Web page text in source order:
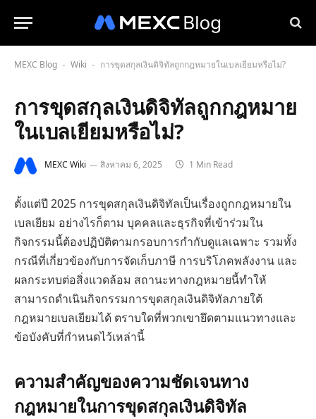
MEXC Blog - Wiki - การขุดสกุลเงินดิจิทัลถูกกฎหมายในเบลเยียมหรือไม่?
การขุดสกุลเงินดิจิทัลถูกกฎหมาย
ในเบลเยียมหรือไม่?
MEXC Wiki สิงหาคม 6, 2025 1 Min Read
ตั้งแต่ปี 2025 การขุดสกุลเงินดิจิทัลเป็นเรื่องถูกกฎหมายใน
เบลเยียม อย่างไรก็ตาม บุคคลและธุรกิจที่เข้าร่วมใน
กิจกรรมนี้ต้องปฏิบัติตามกรอบการกำกับดูแลเฉพาะ รวมทั้ง
กรณีที่เกี่ยวข้องกับการจัดเก็บภาษี การบริโภคพลังงาน และ
ผลกระทบต่อสิ่งแวดล้อม สถานะทางกฎหมายนี้ทำให้
สามารถดำเนินกิจกรรมการขุดสกุลเงินดิจิทัลภายใต้
กฎหมายเบลเยียมได้ ตราบใดที่พวกเขายึดตามแนวทางและ
ข้อบังคับที่กำหนดไว้เหล่านี้
ความสำคัญของความชัดเจนทาง
กฎหมายในการขุดสกุลเงินดิจิทัล